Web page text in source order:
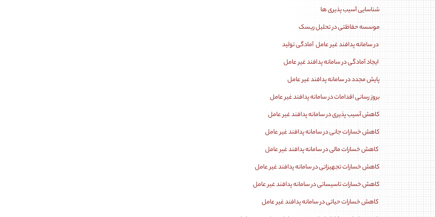
شناسایی آسیب پذیری ها
موسسه حفاظتی در تحلیل ریسک
در سامانه پدافند غیر عامل آمادگی تولید
ایجاد آمادگی در سامانه پدافند غیر عامل
پایش مجدد در سامانه پدافند غیر عامل
بروز رسانی اقدامات در سامانه پدافند غیر عامل
کاهش آسیب پذیری در سامانه پدافند غیر عامل
کاهش خسارات جانی در سامانه پدافند غیر عامل
کاهش خسارات مالی در سامانه پدافند غیر عامل
کاهش خسارات تجهیزاتی در سامانه پدافند غیر عامل
کاهش خسارات تاسیساتی در سامانه پدافند غیر عامل
کاهش خسارات حیاتی در سامانه پدافند غیر عامل